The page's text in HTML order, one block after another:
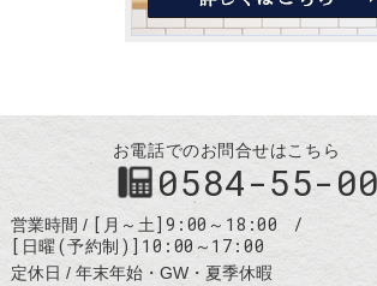
お電話でのお問合せはこちら
0584-55-
営業時間
[月～土]9:00～18:00
[日曜(予約制)]10:00～17:00
定休日 年末年始・GW・夏季休暇